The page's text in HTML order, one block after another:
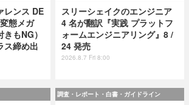
レンス DE
態メガ
もNG）
ス締め出
スリーシェイクのエンジニア
4 名が翻訳『実践 プラットフ
ォームエンジニアリング』8 /
24 発売
2026.8.7 Fri 8:00
調査・レポート・白書・ガイドライン